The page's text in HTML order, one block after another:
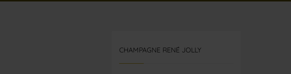
CHAMPAGNE RENÉ JOLLY